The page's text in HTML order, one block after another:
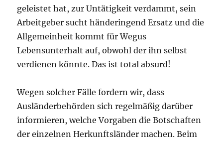
geleistet hat, zur Untätigkeit verdammt, sein
Arbeitgeber sucht händeringend Ersatz und die
Allgemeinheit kommt für Wegus
Lebensunterhalt auf, obwohl der ihn selbst
verdienen könnte. Das ist total absurd!
Wegen solcher Fälle fordern wir, dass
Ausländerbehörden sich regelmäßig darüber
informieren, welche Vorgaben die Botschaften
der einzelnen Herkunftsländer machen. Beim